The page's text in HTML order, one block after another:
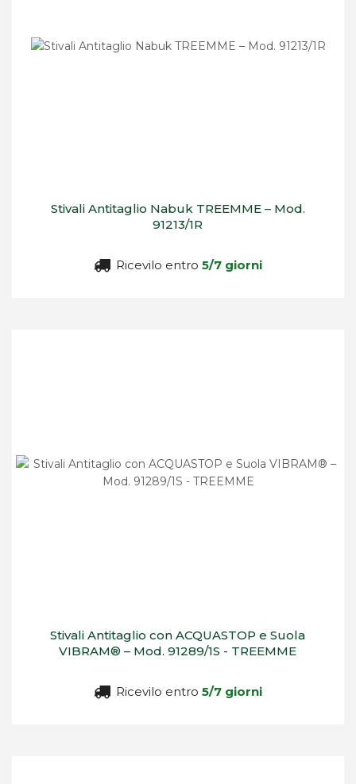
Stivali Antitaglio Nabuk TREEMME – Mod.
91213/1R
Ricevilo entro 5/7 giorni
Stivali Antitaglio con ACQUASTOP e Suola
VIBRAM® – Mod. 91289/1S - TREEMME
Ricevilo entro 5/7 giorni